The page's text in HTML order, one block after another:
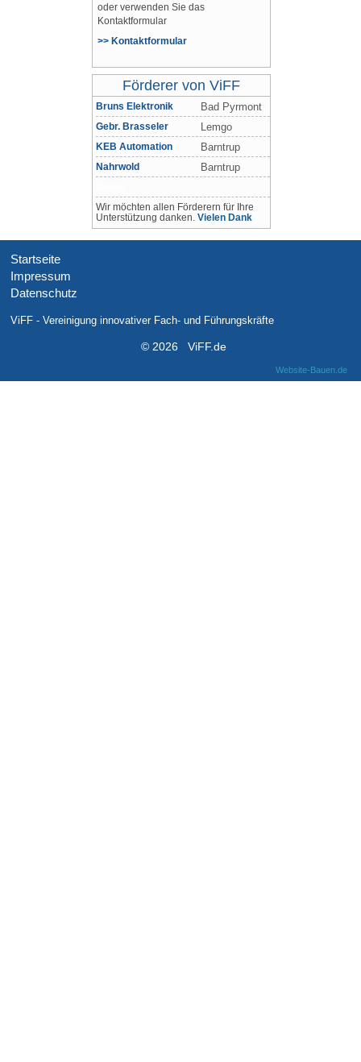
oder verwenden Sie das
Kontaktformular
>> Kontaktformular
Förderer von ViFF
Bruns Elektronik Bad Pyrmont
Gebr. Brasseler Lemgo
KEB Automation Barntrup
Nahrwold Barntrup
Wir möchten allen Förderern für Ihre
Unterstützung danken. Vielen Dank
Startseite
Impressum
Datenschutz
ViFF - Vereinigung innovativer Fach- und Führungskräfte
© 2026 ViFF.de
Website-Bauen.de